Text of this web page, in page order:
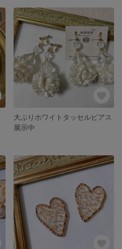
大ぶりホワイトタッセルピアス
展示中